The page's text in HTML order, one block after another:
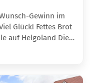
Gewinn im
Glück! Fettes Brot
auf Helgoland Die…